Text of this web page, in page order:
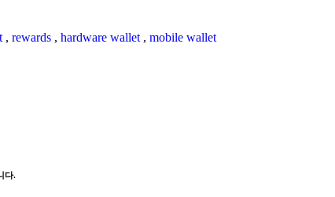
, rewards , hardware wallet , mobile wallet
다.